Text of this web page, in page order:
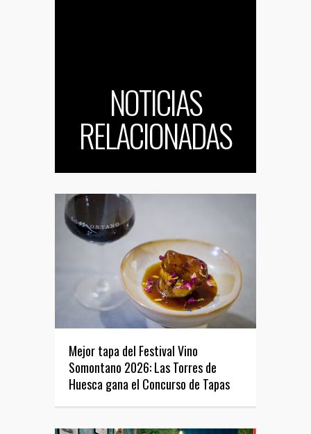
NOTICIAS
RELACIONADAS
Mejor tapa del Festival Vino
Somontano 2026: Las Torres de
Huesca gana el Concurso de Tapas